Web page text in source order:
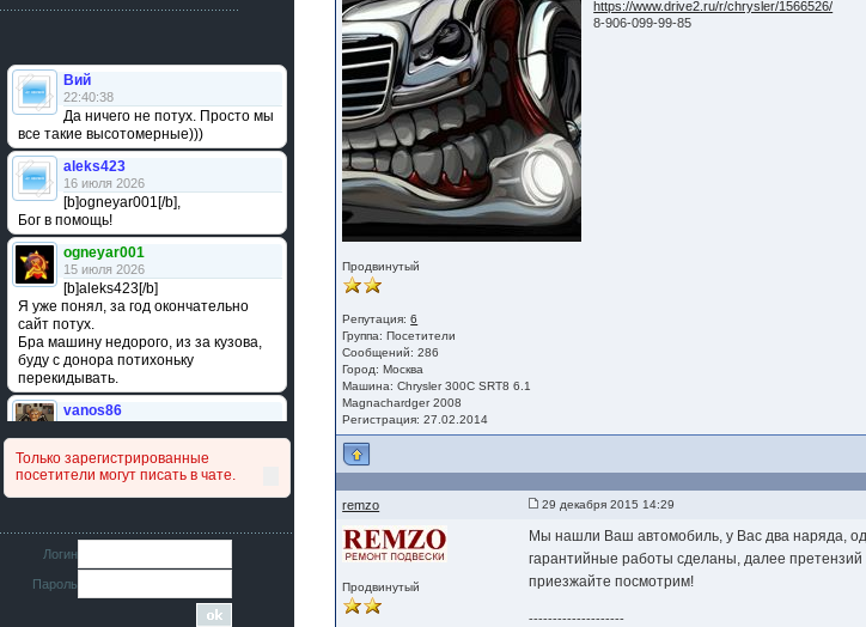
Вий
22:40:38
Да ничего не потух. Просто мы
все такие высотомерные)))
aleks423
16 июля 2026
[b]ogneyar001[/b],
Бог в помощь!
ogneyar001
15 июля 2026
[b]aleks423[/b]
Я уже понял, за год окончательно
сайт потух.
Бра машину недорого, из за кузова,
буду с донора потихоньку
перекидывать.
vanos86
сравнивал подушку акпп бензиновой и
дизельной машины намера
4578063AG и 4578061AG? По фото
iMrCoffeeBLR4
11 июля 2026
[b]era124[/b],
Ага понял буду знать спасибо
Только зарегистрированные
посетители могут писать в чате.
Логин
Пароль
Продвинутый
Репутация:6
Группа:Посетители
Сообщений: 286
Город: Москва
Машина: Chrysler 300C SRT8 6.1
Magnachardger 2008
Регистрация: 27.02.2014
https://www.drive2.ru/r/chrysler/1566526/
8-906-099-99-85
remzo 29 декабря 2015 14:29
Продвинутый
Мы нашли Ваш автомобиль, у Вас два наряда,
гарантийные работы сделаны, далее претензий
приезжайте посмотрим!
--------------------